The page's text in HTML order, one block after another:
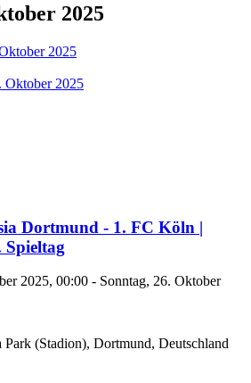
2025
2025
Oktober 2025
Dortmund - 1. FC Köln |
Spieltag
2025, 00:00 - Sonntag, 26. Oktober
Park (Stadion), Dortmund, Deutschland